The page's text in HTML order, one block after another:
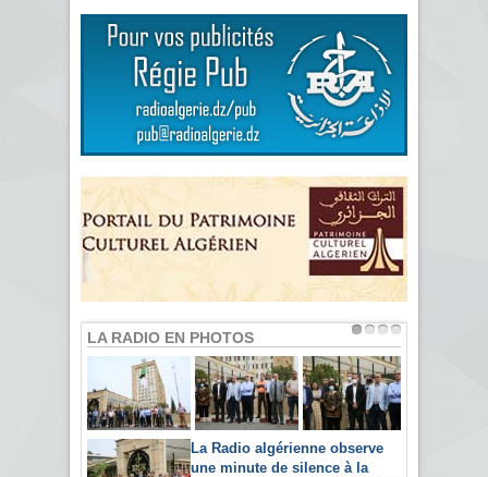
LA RADIO EN PHOTOS
La Radio algérienne observe
une minute de silence à la